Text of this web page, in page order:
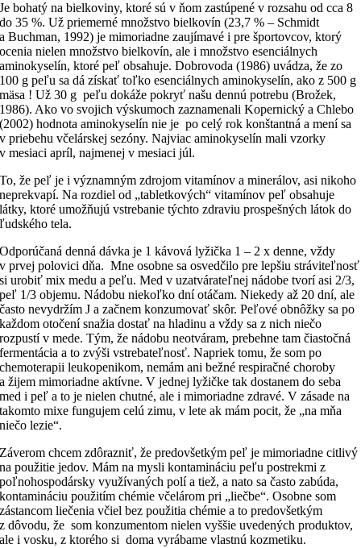
Je bohatý na bielkoviny, ktoré sú v ňom zastúpené v rozsahu od cca 8
do 35 %. Už priemerné množstvo bielkovín (23,7 % – Schmidt
a Buchman, 1992) je mimoriadne zaujímavé i pre športovcov, ktorý
ocenia nielen množstvo bielkovín, ale i množstvo esenciálnych
aminokyselín, ktoré peľ obsahuje. Dobrovoda (1986) uvádza, že zo
100 g peľu sa dá získať toľko esenciálnych aminokyselín, ako z 500 g
mäsa ! Už 30 g peľu dokáže pokryť našu dennú potrebu (Brožek,
1986). Ako vo svojich výskumoch zaznamenali Kopernický a Chlebo
(2002) hodnota aminokyselín nie je po celý rok konštantná a mení sa
v priebehu včelárskej sezóny. Najviac aminokyselín mali vzorky
v mesiaci apríl, najmenej v mesiaci júl.
To, že peľ je i významným zdrojom vitamínov a minerálov, asi nikoho
neprekvapí. Na rozdiel od „tabletkových“ vitamínov peľ obsahuje
látky, ktoré umožňujú vstrebanie týchto zdraviu prospešných látok do
ľudského tela.
Odporúčaná denná dávka je 1 kávová lyžička 1 – 2 x denne, vždy
v prvej polovici dňa. Mne osobne sa osvedčilo pre lepšiu stráviteľnosť
si urobiť mix medu a peľu. Med v uzatvárateľnej nádobe tvorí asi 2/3,
peľ 1/3 objemu. Nádobu niekoľko dní otáčam. Niekedy až 20 dní, ale
často nevydržím J a začnem konzumovať skôr. Peľové obnôžky sa po
každom otočení snažia dostať na hladinu a vždy sa z nich niečo
rozpustí v mede. Tým, že nádobu neotváram, prebehne tam čiastočná
fermentácia a to zvýši vstrebateľnosť. Napriek tomu, že som po
chemoterapii leukopenikom, nemám ani bežné respiračné choroby
a žijem mimoriadne aktívne. V jednej lyžičke tak dostanem do seba
med i peľ a to je nielen chutné, ale i mimoriadne zdravé. V zásade na
takomto mixe fungujem celú zimu, v lete ak mám pocit, že „na mňa
niečo lezie“.
Záverom chcem zdôrazniť, že predovšetkým peľ je mimoriadne citlivý
na použitie jedov. Mám na mysli kontamináciu peľu postrekmi z
poľnohospodársky využívaných polí a tiež, a nato sa často zabúda,
kontamináciu použitím chémie včelárom pri „liečbe“. Osobne som
zástancom liečenia včiel bez použitia chémie a to predovšetkým
z dôvodu, že som konzumentom nielen vyššie uvedených produktov,
ale i vosku, z ktorého si doma vyrábame vlastnú kozmetiku.